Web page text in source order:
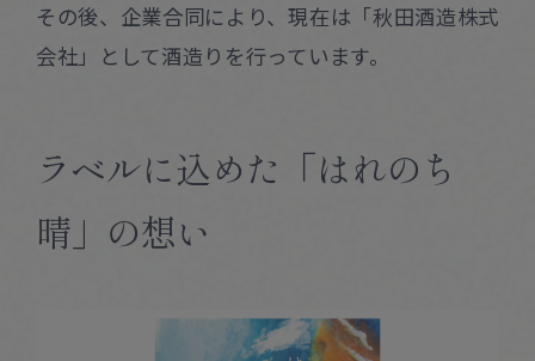
その後、企業合同により、現在は「秋田酒造株式
会社」として酒造りを行っています。
ラベルに込めた「はれのち
晴」の想い